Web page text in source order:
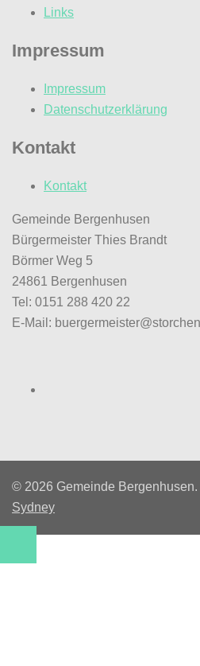
Links
Impressum
Impressum
Datenschutzerklärung
Kontakt
Kontakt
Gemeinde Bergenhusen
Bürgermeister Thies Brandt
Börmer Weg 5
24861 Bergenhusen
Tel: 0151 288 420 22
E-Mail:
© 2026 Gemeinde
Sydney